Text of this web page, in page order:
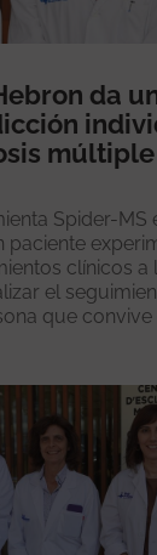
da
múltiple
Spider-
paciente
clínicos
el
que